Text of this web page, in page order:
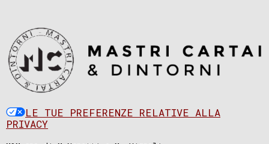
LE TUE PREFERENZE RELATIVE ALLA
PRIVACY